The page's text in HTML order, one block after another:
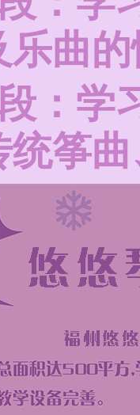
乐曲
：学
统筝